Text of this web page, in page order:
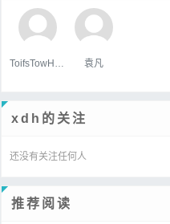
袁凡
xdh的关注
还没有关注任何人
推荐阅读